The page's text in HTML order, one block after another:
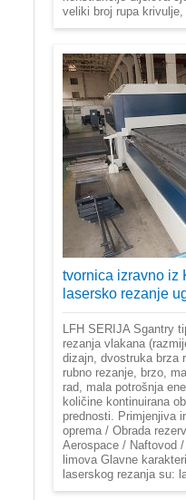
veliki broj rupa
tvornica izravno iz
lasersko rezanje
LFH SERIJA Sgantry
rezanja vlakana
dizajn, dvostruka brza
rubno rezanje, brzo,
rad, mala potrošnja
količine kontinuirana
prednosti. Primjenjiva
oprema / Obrada
Aerospace / Naftovod
limova Glavne
laserskog rezanja su: